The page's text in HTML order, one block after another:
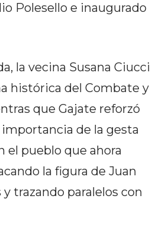
Polesello e inaugurado
la vecina Susana Ciucci
histórica del Combate y
que Gajate reforzó
de la gesta
el pueblo que ahora
la figura de Juan
y trazando paralelos con